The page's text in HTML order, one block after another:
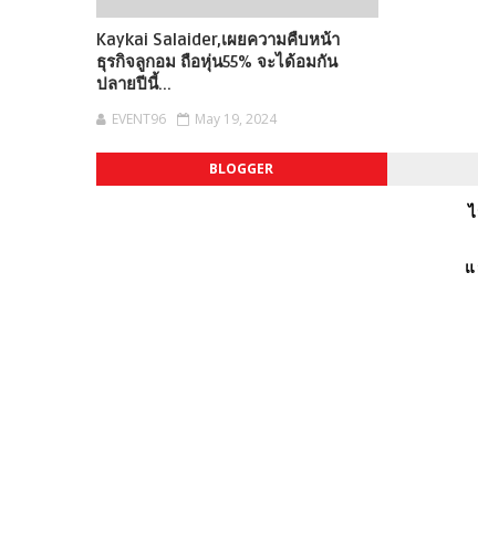
Kaykai Salaider,เผยความคืบหน้า
ธุรกิจลูกอม ถือหุ่น55% จะได้อมกัน
ปลายปีนี้...
EVENT96 May 19, 2024
BLOGGER